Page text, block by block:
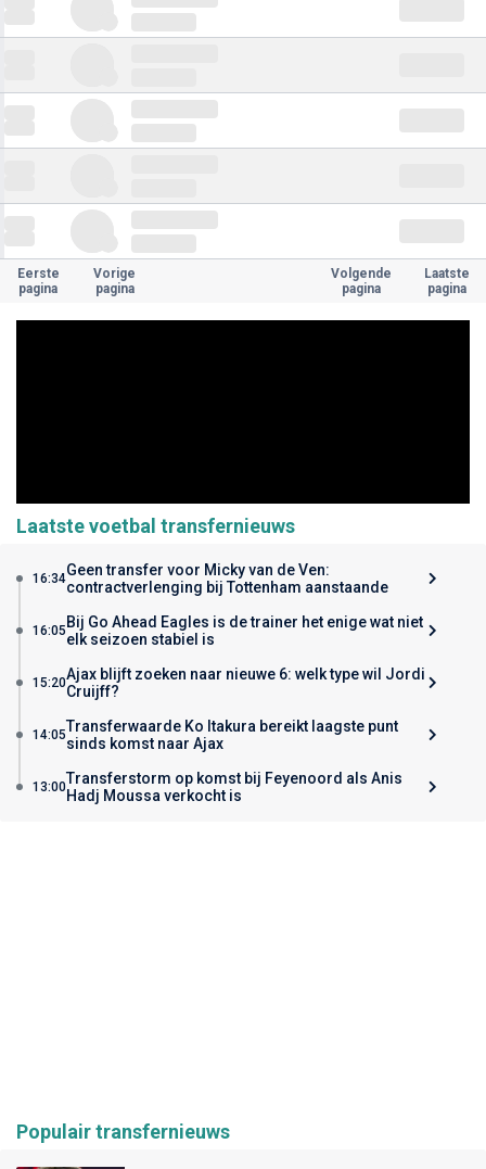
Eerste
pagina
Vorige
pagina
Volgende
pagina
Laatste
pagina
Laatste voetbal transfernieuws
16:34Geen transfer voor Micky van de Ven:
contractverlenging bij Tottenham aanstaande
16:05 Bij Go Ahead Eagles is de trainer het enige wat niet
elk seizoen stabiel is
15:20Ajax blijft zoeken naar nieuwe 6: welk type wil Jordi
Cruijff?
14:05Transferwaarde Ko Itakura bereikt laagste punt
sinds komst naar Ajax
13:00Transferstorm op komst bij Feyenoord als Anis
Hadj Moussa verkocht is
Populair transfernieuws